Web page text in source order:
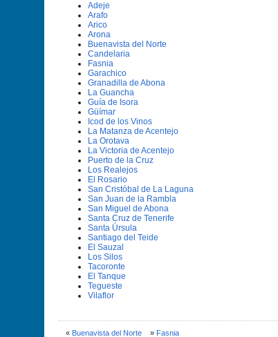
Adeje
Arafo
Arico
Arona
Buenavista del Norte
Candelaria
Fasnia
Garachico
Granadilla de Abona
La Guancha
Guí­a de Isora
Güí­mar
Icod de los Vinos
La Matanza de Acentejo
La Orotava
La Victoria de Acentejo
Puerto de la Cruz
Los Realejos
El Rosario
San Cristóbal de La Laguna
San Juan de la Rambla
San Miguel de Abona
Santa Cruz de Tenerife
Santa Úrsula
Santiago del Teide
El Sauzal
Los Silos
Tacoronte
El Tanque
Tegueste
Vilaflor
« Buenavista del Norte» Fasnia